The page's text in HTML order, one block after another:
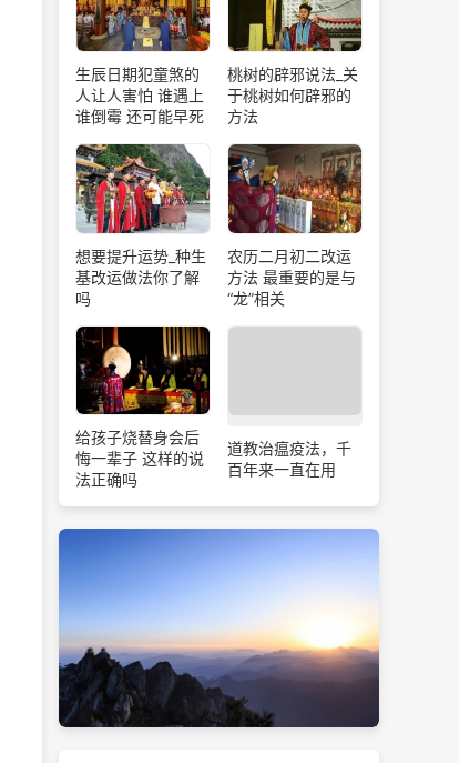
生辰日期犯童煞的
人让人害怕 谁遇上
谁倒霉 还可能早死
桃树的辟邪说法_关
于桃树如何辟邪的
方法
想要提升运势_种生
基改运做法你了解
吗
农历二月初二改运
方法 最重要的是与
“龙”相关
给孩子烧替身会后
悔一辈子 这样的说
法正确吗
道教治瘟疫法，千
百年来一直在用